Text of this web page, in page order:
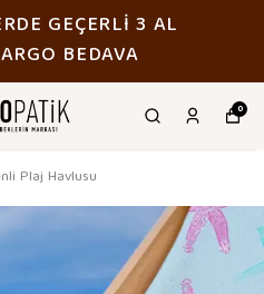
GEÇERLİ 3 AL
🤩 KARGO BEDAVA
0
Plaj Havlusu